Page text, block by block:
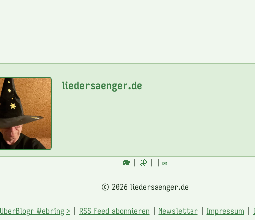
liedersaenger.de
🐘| 🦋 ✉️
© 2026 liedersaenger.de
UberBlogr Webring > RSS Feed abonnieren Newsletter| Impressum